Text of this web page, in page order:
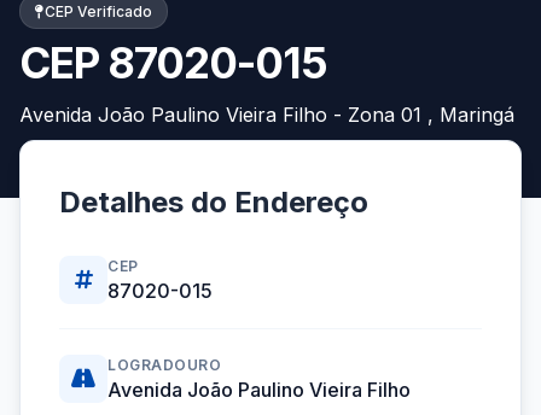
CEP Verificado
CEP 87020-015
Avenida João Paulino Vieira Filho - Zona 01 , Maringá
Detalhes do Endereço
CEP
87020-015
LOGRADOURO
Avenida João Paulino Vieira Filho